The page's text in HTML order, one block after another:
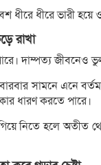
ধীরে ধীরে ভারী হয়ে
রাখা
দাম্পত্য জীবনেও
সামনে এনে
ধারণ করতে পারে।
নিতে হলে অতীত